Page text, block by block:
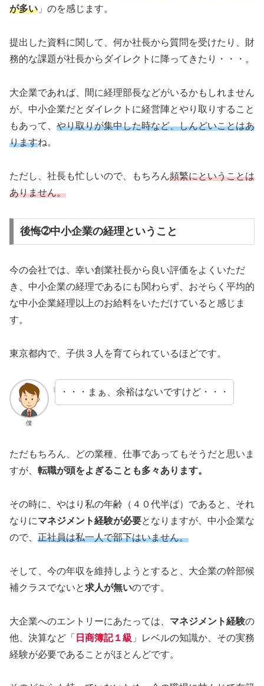
が多い 」のを感じます。
提出した資料に関して、何か社長から質問を受けたり、財
務的な課題が社長からダイレクトに降ってきたり・・・。
大企業であれば、間に経理部長などがいるかもしれません
が、中小企業だとダイレクトに経営陣とやり取りすること
もあって、 やり取りが集中した時など、しんどいことはあ
りますね。
ただし、社長も忙しいので、もちろん頻繁にということは
ありません。
後悔➁中小企業の経理ということ
今の会社では、幸い創業社長から良い評価をよくいただ
き、中小企業の経理であるにも関わらず、おそらく平均的
な中小企業経理以上のお給料をいただけていると感じま
す。
東京都内で、子供３人を育てられているほどです。
僕
・・・まぁ、余裕はないですけど・・・
ただもちろん、どの業種、仕事であってもそうだと思いま
すが、 転職が頭をよぎることも多々あります。
その時に、やはり私の年齢（４０代半ば）であると、それ
なりにマネジメント経験が必要となりますが、中小企業な
ので、 正社員は私一人で部下はいません。
そして、今の年収を維持しようとすると、大企業の幹部候
補クラスでないと求人が無いのです。
大企業へのエントリーにあたっては、 マネジメント経験の
他、決算など「 日商簿記１級 」レベルの知識か、その実務
経験が必要であることがほとんどです。